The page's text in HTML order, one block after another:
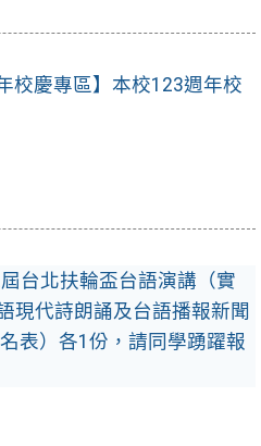
校慶專區】本校123週年校
台北扶輪盃台語演講（實
現代詩朗誦及台語播報新聞
表）各1份，請同學踴躍報